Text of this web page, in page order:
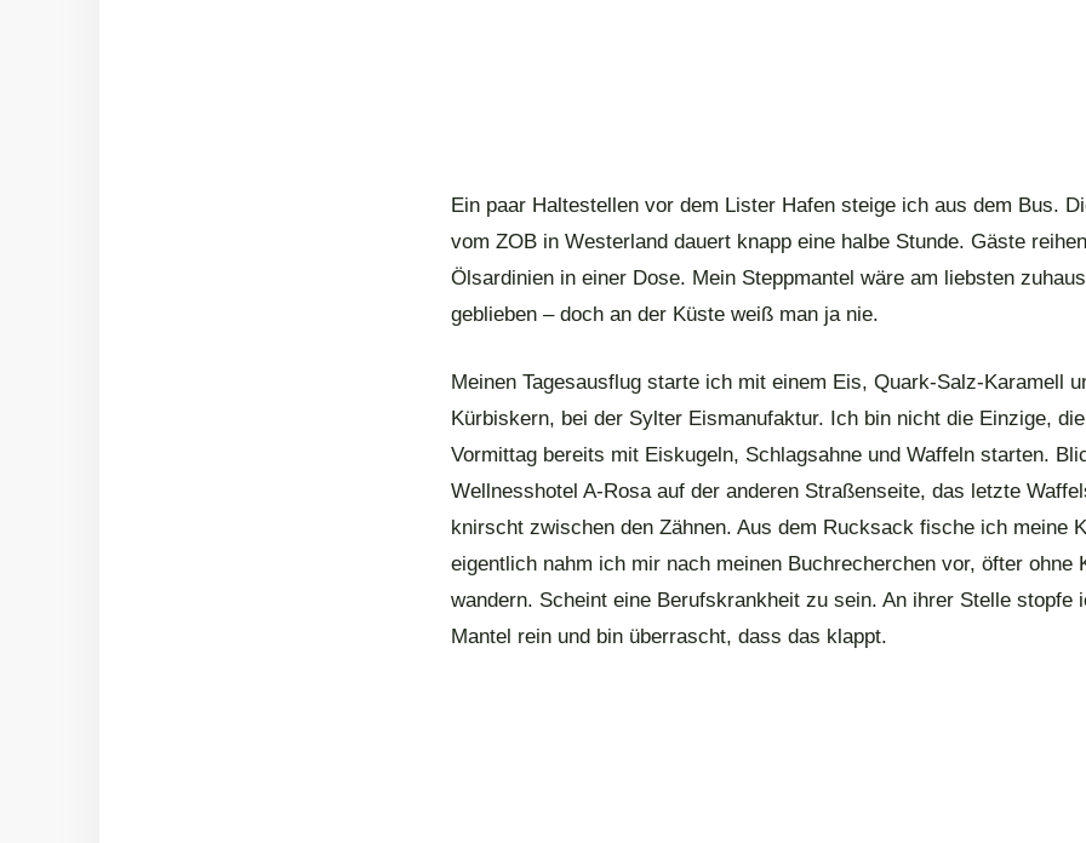
Ein paar Haltestellen vor dem Lister Hafen steige ich aus dem Bus.
vom ZOB in Westerland dauert knapp eine halbe Stunde. Gäste
Ölsardinien in einer Dose. Mein Steppmantel wäre am liebsten
geblieben – doch an der Küste weiß man ja nie.
Meinen Tagesausflug starte ich mit einem Eis, Quark-Salz-Karamell
Kürbiskern, bei der Sylter Eismanufaktur. Ich bin nicht die Einzige,
Vormittag bereits mit Eiskugeln, Schlagsahne und Waffeln starten.
Wellnesshotel A-Rosa auf der anderen Straßenseite, das letzte
knirscht zwischen den Zähnen. Aus dem Rucksack fische ich meine
eigentlich nahm ich mir nach meinen Buchrecherchen vor, öfter ohne
wandern. Scheint eine Berufskrankheit zu sein. An ihrer Stelle stopfe
Mantel rein und bin überrascht, dass das klappt.